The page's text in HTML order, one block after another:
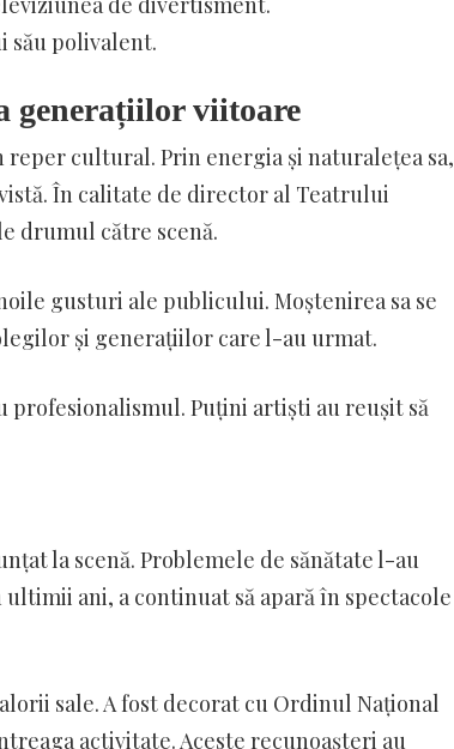
său polivalent.
generațiilor viitoare
cultural. Prin energia și naturalețea sa,
În calitate de director al Teatrului
drumul către scenă.
gusturi ale publicului. Moștenirea sa se
și generațiilor care l-au urmat.
profesionalismul. Puțini artiști au reușit să
la scenă. Problemele de sănătate l-au
ani, a continuat să apară în spectacole
sale. A fost decorat cu Ordinul Național
activitate. Aceste recunoașteri au